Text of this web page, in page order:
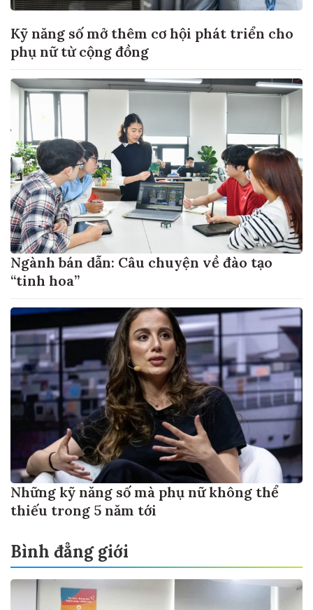
Kỹ năng số mở thêm cơ hội phát triển cho
phụ nữ từ cộng đồng
Ngành bán dẫn: Câu chuyện về đào tạo
“tinh hoa”
Những kỹ năng số mà phụ nữ không thể
thiếu trong 5 năm tới
Bình đẳng giới